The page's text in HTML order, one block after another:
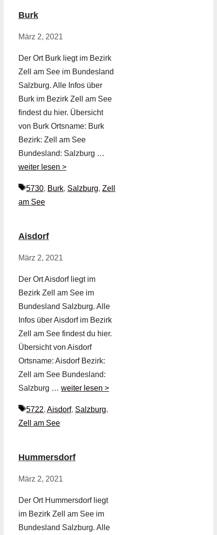
Burk
März 2, 2021
Der Ort Burk liegt im Bezirk
Zell am See im Bundesland
Salzburg. Alle Infos über
Burk im Bezirk Zell am See
findest du hier. Übersicht
von Burk Ortsname: Burk
Bezirk: Zell am See
Bundesland: Salzburg …
weiter lesen >
Schlagwörter
5730, Burk, Salzburg, Zell
am See
Aisdorf
März 2, 2021
Der Ort Aisdorf liegt im
Bezirk Zell am See im
Bundesland Salzburg. Alle
Infos über Aisdorf im Bezirk
Zell am See findest du hier.
Übersicht von Aisdorf
Ortsname: Aisdorf Bezirk:
Zell am See Bundesland:
Salzburg … weiter lesen >
Schlagwörter
5722, Aisdorf, Salzburg,
Zell am See
Hummersdorf
März 2, 2021
Der Ort Hummersdorf liegt
im Bezirk Zell am See im
Bundesland Salzburg. Alle